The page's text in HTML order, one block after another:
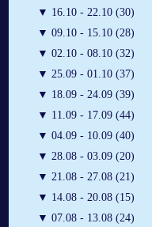
▼ 16.10 - 22.10 (30)
▼ 09.10 - 15.10 (28)
▼ 02.10 - 08.10 (32)
▼ 25.09 - 01.10 (37)
▼ 18.09 - 24.09 (39)
▼ 11.09 - 17.09 (44)
▼ 04.09 - 10.09 (40)
▼ 28.08 - 03.09 (20)
▼ 21.08 - 27.08 (21)
▼ 14.08 - 20.08 (15)
▼ 07.08 - 13.08 (24)